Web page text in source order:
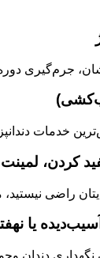
جرم‌گیری
خدمات
راضی
نگهداری دندان